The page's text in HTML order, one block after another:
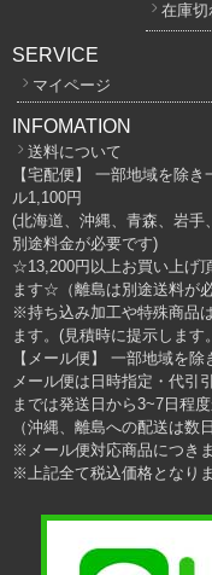
在庫切
SERVICE
マイページ
INFOMATION
送料について
【宅配便】 一部地域を除
ル1,100円
(北海道、沖縄、青森、岩手
別途料金が必要です)
☆13,200円以上お買い上げ
ます☆（離島は別途送料が必
※持ち込み加工や特殊商品
ます。(見積時に提示します
【メール便】 一部地域を除
メール便は日時指定・代引
までは発送日から3~7日程
（沖縄、離島への配送は数
※メール便対応商品につき
※上記全て税込価格となりま